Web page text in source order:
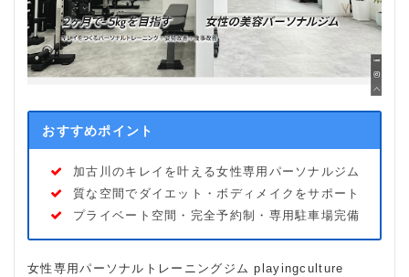
おすすめポイント
加古川のキレイを叶える女性専用パーソナルジム
質な空間でダイエット・ボディメイクをサポート
プライベート空間・完全予約制・専用駐車場完備
女性専用パーソナルトレーニングジム playingculture